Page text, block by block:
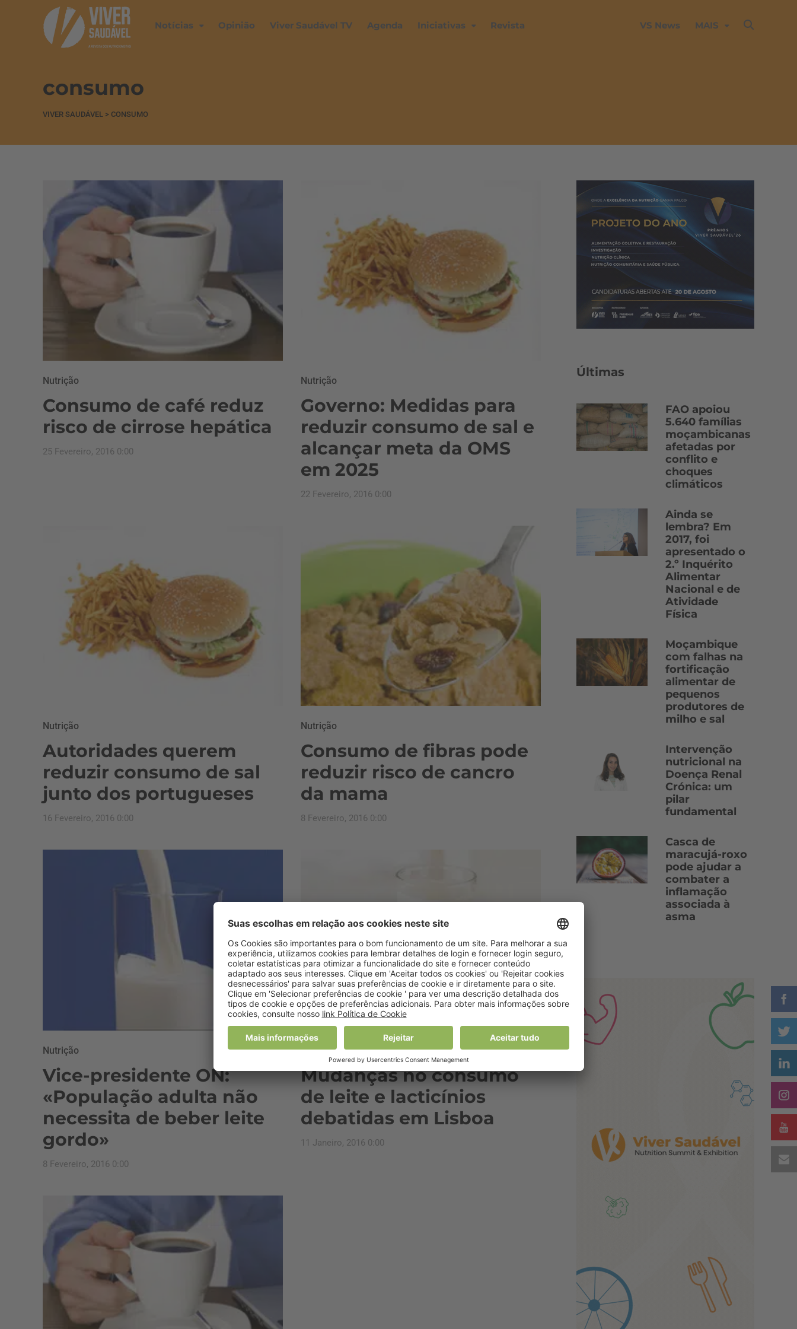
Notícias Opinião Viver Saudável TV Agenda Iniciativas Revista VS News MAIS
consumo
VIVER SAUDÁVEL > CONSUMO
Nutrição
Consumo de café reduz
risco de cirrose hepática
25 Fevereiro, 2016 0:00
Nutrição
Governo: Medidas para
reduzir consumo de sal e
alcançar meta da OMS
em 2025
22 Fevereiro, 2016 0:00
Nutrição
Autoridades querem
reduzir consumo de sal
junto dos portugueses
16 Fevereiro, 2016 0:00
Nutrição
Consumo de fibras pode
reduzir risco de cancro
da mama
8 Fevereiro, 2016 0:00
Nutrição
Vice-presidente ON:
«População adulta não
necessita de beber leite
gordo»
8 Fevereiro, 2016 0:00
Nutrição
Mudanças no consumo
de leite e lacticínios
debatidas em Lisboa
11 Janeiro, 2016 0:00
Últimas
FAO apoiou
5.640 famílias
moçambicanas
afetadas por
conflito e
choques
climáticos
Ainda se
lembra? Em
2017, foi
apresentado o
2.º Inquérito
Alimentar
Nacional e de
Atividade
Física
Moçambique
com falhas na
fortificação
alimentar de
pequenos
produtores de
milho e sal
Intervenção
nutricional na
Doença Renal
Crónica: um
pilar
fundamental
Casca de
maracujá-roxo
pode ajudar a
combater a
inflamação
associada à
asma